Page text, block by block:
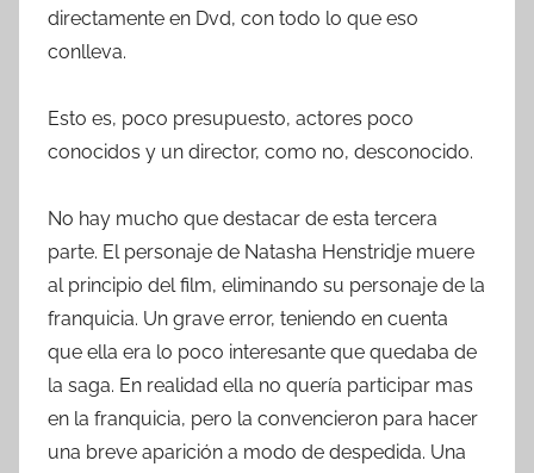
directamente en Dvd, con todo lo que eso
conlleva.
Esto es, poco presupuesto, actores poco
conocidos y un director, como no, desconocido.
No hay mucho que destacar de esta tercera
parte. El personaje de Natasha Henstridje muere
al principio del film, eliminando su personaje de la
franquicia. Un grave error, teniendo en cuenta
que ella era lo poco interesante que quedaba de
la saga. En realidad ella no quería participar mas
en la franquicia, pero la convencieron para hacer
una breve aparición a modo de despedida. Una